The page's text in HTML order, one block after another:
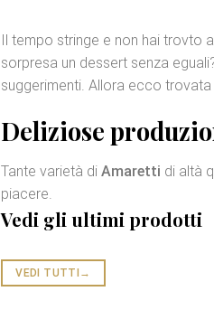
Il tempo stringe e non hai
sorpresa un dessert senza
suggerimenti. Allora ecco trovata
Deliziose
Tante varietà di Amaretti di altà
piacere.
Vedi gli ultimi prodotti
VEDI TUTTI →